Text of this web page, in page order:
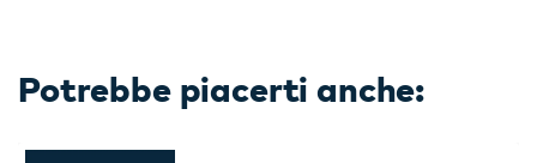
Potrebbe piacerti anche: